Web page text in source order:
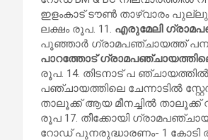
ഇളംകാട് ടൗൺ താഴ്വാരം
ലക്ഷം രൂപ. 11. എരുമേലി
പൂഞ്ഞാർ ഗ്രാമപഞ്ചായത്ത്
പാറത്തോട്
രൂപ. 14. തിടനാട് പ
പഞ്ചായത്തിലെ ചേന്നാടിൽ
താലൂക്ക് ആയ മീനച്ചിൽ താലൂക്ക്
രൂപ 17. തീക്കോയി
റോഡ് പുനരുദ്ധാരണം- 1 കോടി